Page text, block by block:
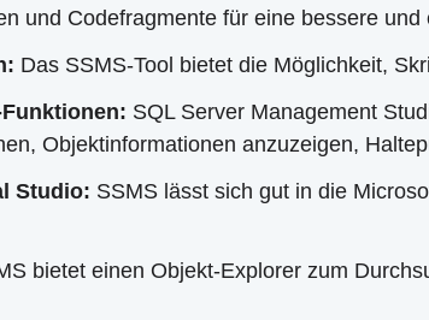
und Codefragmente für eine bessere
Das SSMS-Tool bietet die Möglichkeit,
SQL Server Management
Objektinformationen anzuzeigen,
Studio: SSMS lässt sich gut in die
bietet einen Objekt-Explorer zum